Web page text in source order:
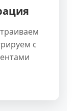
с